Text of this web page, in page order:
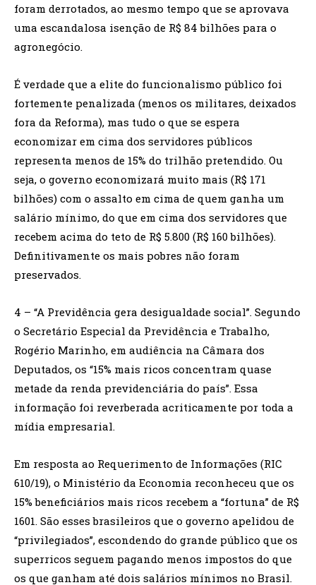
foram derrotados, ao mesmo tempo que se aprovava
uma escandalosa isenção de R$ 84 bilhões para o
agronegócio.
É verdade que a elite do funcionalismo público foi
fortemente penalizada (menos os militares, deixados
fora da Reforma), mas tudo o que se espera
economizar em cima dos servidores públicos
representa menos de 15% do trilhão pretendido. Ou
seja, o governo economizará muito mais (R$ 171
bilhões) com o assalto em cima de quem ganha um
salário mínimo, do que em cima dos servidores que
recebem acima do teto de R$ 5.800 (R$ 160 bilhões).
Definitivamente os mais pobres não foram
preservados.
4 – “A Previdência gera desigualdade social”. Segundo
o Secretário Especial da Previdência e Trabalho,
Rogério Marinho, em audiência na Câmara dos
Deputados, os “15% mais ricos concentram quase
metade da renda previdenciária do país”. Essa
informação foi reverberada acriticamente por toda a
mídia empresarial.
Em resposta ao Requerimento de Informações (RIC
610/19), o Ministério da Economia reconheceu que os
15% beneficiários mais ricos recebem a “fortuna” de R$
1601. São esses brasileiros que o governo apelidou de
“privilegiados”, escondendo do grande público que os
superricos seguem pagando menos impostos do que
os que ganham até dois salários mínimos no Brasil.